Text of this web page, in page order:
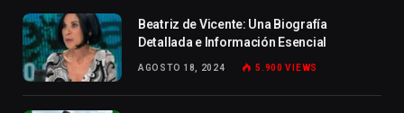
Beatriz de Vicente: Una Biografía
Detallada e Información Esencial
AGOSTO 18, 2024 5.900VIEWS